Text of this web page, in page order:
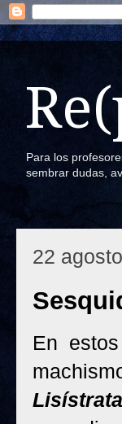
Para los
sembrar dudas,
22
En
Lisístrata